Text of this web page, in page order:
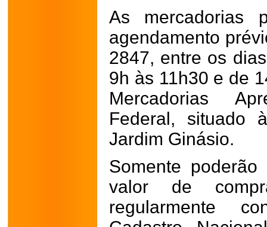
As mercadorias
agendamento
2847, entre os
9h às 11h30 e de
Mercadorias
Federal, situado
Jardim Ginásio.
Somente
valor de
regularmente